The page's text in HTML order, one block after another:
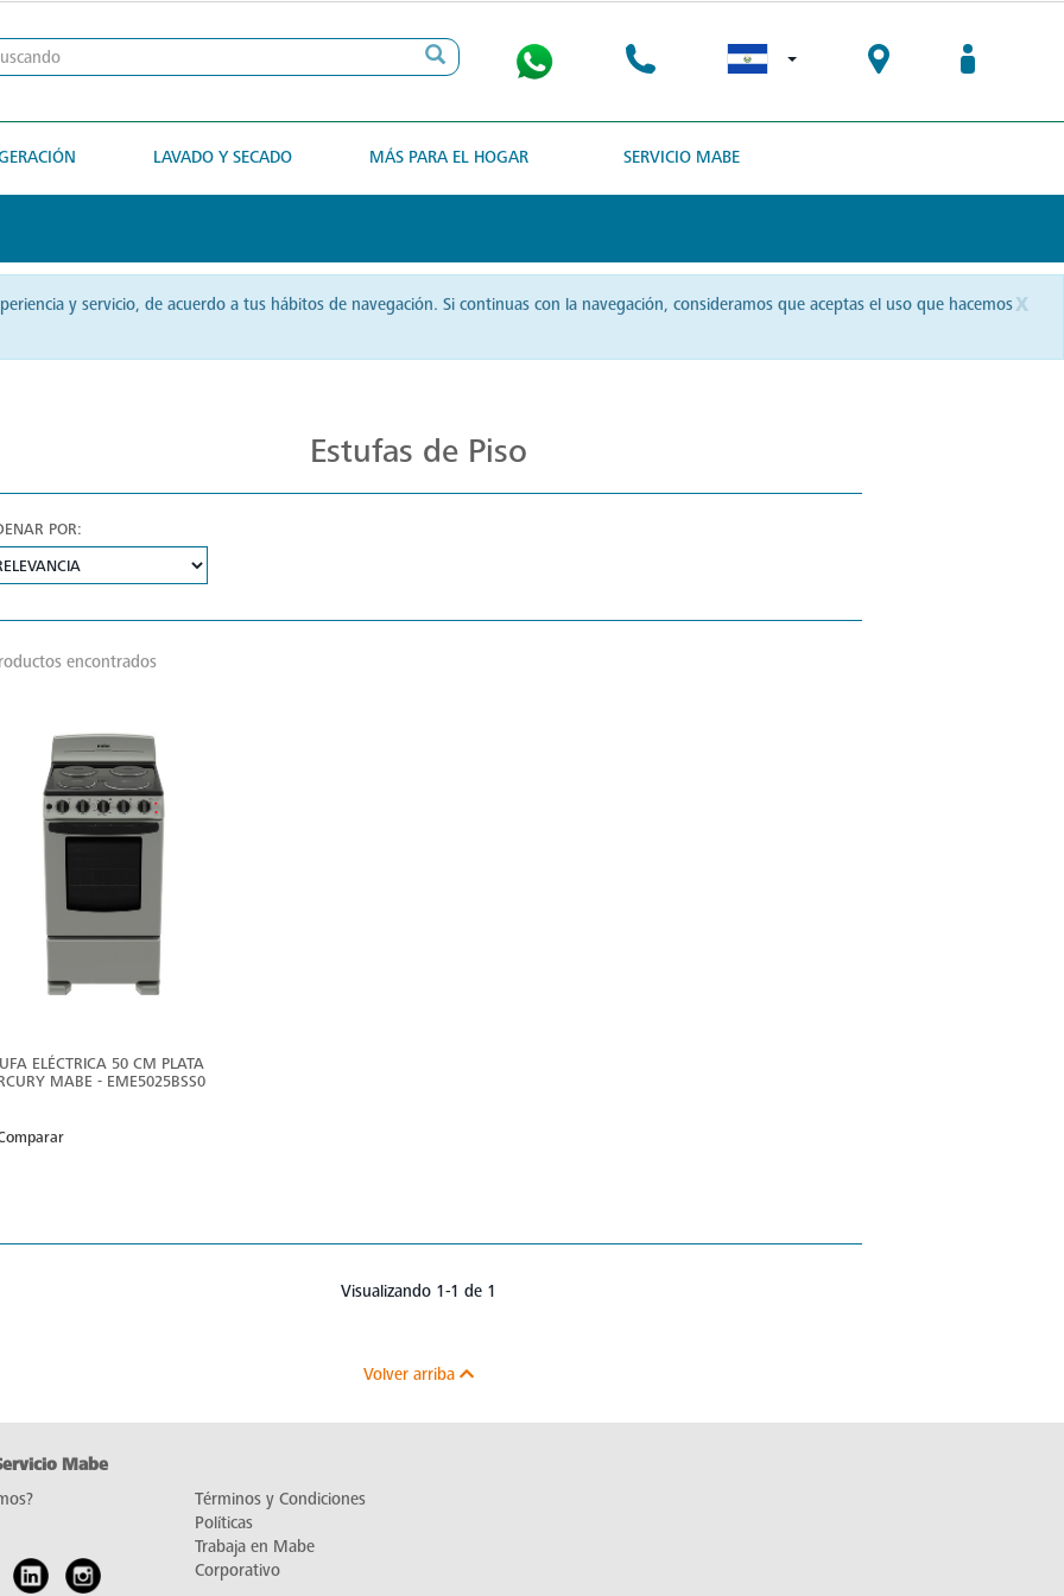
LAVADO Y SECADO MÁS PARA EL HOGAR SERVICIO MABE
x
y servicio, de acuerdo a tus hábitos de navegación. Si continuas con la navegación, consideramos que aceptas el uso que hacemos
Estufas de Piso
POR:
encontrados
ELÉCTRICA 50 CM PLATA
MABE - EME5025BSS0
Visualizando 1-1 de 1
Volver arriba
Mabe
Términos y Condiciones
Políticas
Trabaja en Mabe
Corporativo